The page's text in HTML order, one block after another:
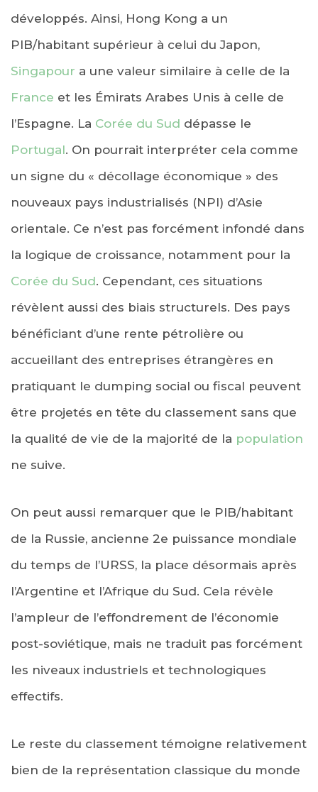
développés. Ainsi, Hong Kong a un
PIB/habitant supérieur à celui du Japon,
Singapour a une valeur similaire à celle de la
France et les Émirats Arabes Unis à celle de
l’Espagne. La Corée du Sud dépasse le
Portugal. On pourrait interpréter cela comme
un signe du « décollage économique » des
nouveaux pays industrialisés (NPI) d’Asie
orientale. Ce n’est pas forcément infondé dans
la logique de croissance, notamment pour la
Corée du Sud. Cependant, ces situations
révèlent aussi des biais structurels. Des pays
bénéficiant d’une rente pétrolière ou
accueillant des entreprises étrangères en
pratiquant le dumping social ou fiscal peuvent
être projetés en tête du classement sans que
la qualité de vie de la majorité de la population
ne suive.
On peut aussi remarquer que le PIB/habitant
de la Russie, ancienne 2e puissance mondiale
du temps de l’URSS, la place désormais après
l’Argentine et l’Afrique du Sud. Cela révèle
l’ampleur de l’effondrement de l’économie
post-soviétique, mais ne traduit pas forcément
les niveaux industriels et technologiques
effectifs.
Le reste du classement témoigne relativement
bien de la représentation classique du monde